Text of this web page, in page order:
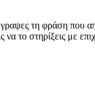
τη φράση
να το στηρίξεις με